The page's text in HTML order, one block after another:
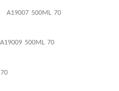
A19007 500ML 70
A19009 500ML 70
70